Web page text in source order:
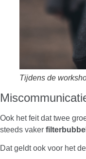
Tijdens de
Ook het feit dat twee
steeds vaker filterbubbel
Dat geldt ook voor het